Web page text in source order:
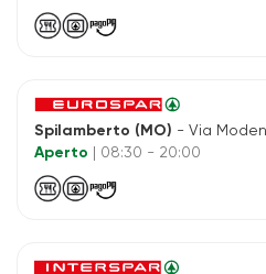
Spilamberto (MO) - Via
Aperto
| 08:30 - 20:00